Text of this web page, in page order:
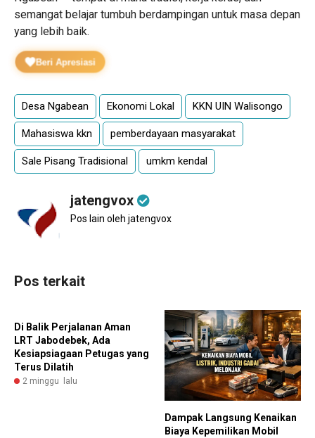
semangat belajar tumbuh berdampingan untuk masa depan
yang lebih baik.
Beri Apresiasi
Desa Ngabean Ekonomi Lokal KKN UIN Walisongo
Mahasiswa kkn pemberdayaan masyarakat
Sale Pisang Tradisional umkm kendal
jatengvox
Pos lain oleh jatengvox
Pos terkait
Di Balik Perjalanan Aman
LRT Jabodebek, Ada
Kesiapsiagaan Petugas yang
Terus Dilatih
2 minggu lalu
Dampak Langsung Kenaikan
Biaya Kepemilikan Mobil